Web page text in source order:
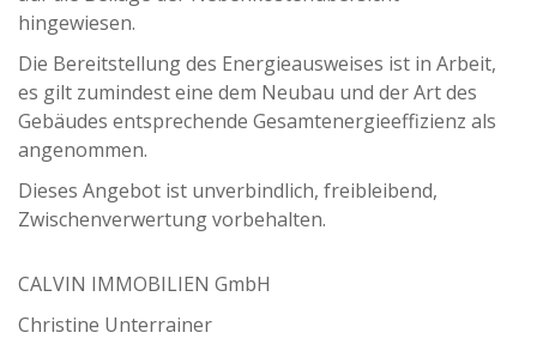
hingewiesen.
Die Bereitstellung des Energieausweises ist in Arbeit,
es gilt zumindest eine dem Neubau und der Art des
Gebäudes entsprechende Gesamtenergieeffizienz als
angenommen.
Dieses Angebot ist unverbindlich, freibleibend,
Zwischenverwertung vorbehalten.
CALVIN IMMOBILIEN GmbH
Christine Unterrainer